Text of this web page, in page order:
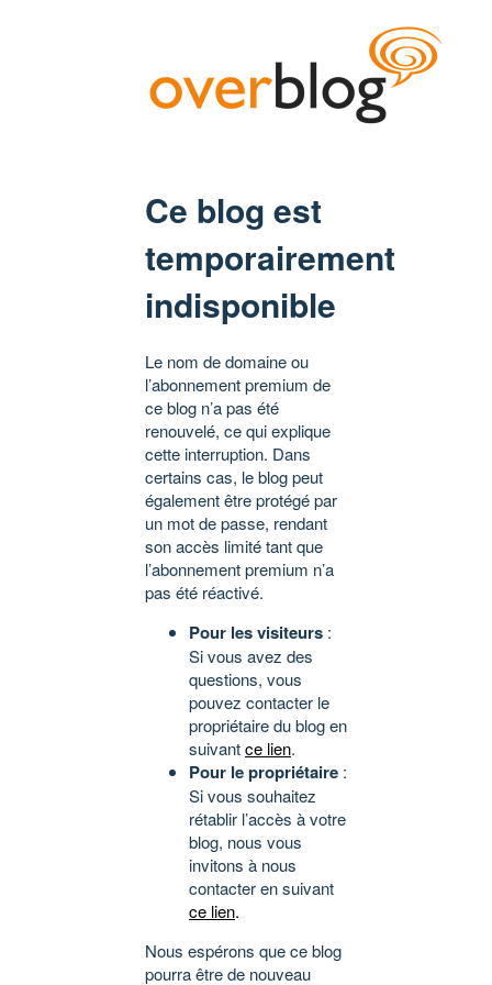
Ce blog est
temporairement
indisponible
Le nom de domaine ou
l’abonnement premium de
ce blog n’a pas été
renouvelé, ce qui explique
cette interruption. Dans
certains cas, le blog peut
également être protégé par
un mot de passe, rendant
son accès limité tant que
l’abonnement premium n’a
pas été réactivé.
Pour les visiteurs :
Si vous avez des
questions, vous
pouvez contacter le
propriétaire du blog en
suivantce lien.
Pour le propriétaire :
Si vous souhaitez
rétablir l’accès à votre
blog, nous vous
invitons à nous
contacter en suivant
ce lien.
Nous espérons que ce blog
pourra être de nouveau